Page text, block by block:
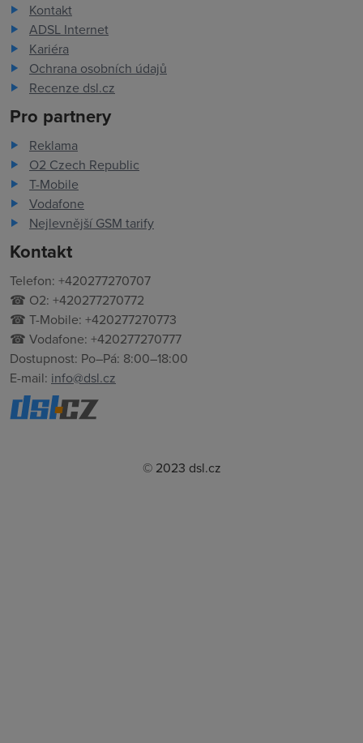
Kontakt
ADSL Internet
Kariéra
Ochrana osobních údajů
Recenze dsl.cz
Pro partnery
Reklama
O2 Czech Republic
T-Mobile
Vodafone
Nejlevnější GSM tarify
Kontakt
Telefon: +420277270707
☎ O2: +420277270772
☎ T-Mobile: +420277270773
☎ Vodafone: +420277270777
Dostupnost: Po–Pá: 8:00–18:00
E-mail: info@dsl.cz
© 2023 dsl.cz